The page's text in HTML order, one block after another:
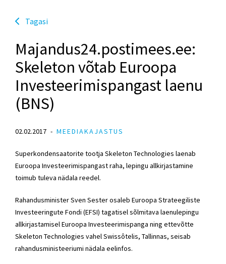
Tagasi
Majandus24.postimees.ee:
Skeleton võtab Euroopa
Investeerimispangast laenu
(BNS)
02.02.2017 MEEDIAKAJASTUS
Superkondensaatorite tootja Skeleton Technologies laenab
Euroopa Investeerimispangast raha, lepingu allkirjastamine
toimub tuleva nädala reedel.
Rahandusminister Sven Sester osaleb Euroopa Strateegiliste
Investeeringute Fondi (EFSI) tagatisel sõlmitava laenulepingu
allkirjastamisel Euroopa Investeerimispanga ning ettevõtte
Skeleton Technologies vahel Swissôtelis, Tallinnas, seisab
rahandusministeeriumi nädala eelinfos.